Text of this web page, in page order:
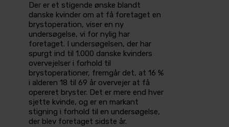
Der er et stigende ønske blandt
danske kvinder om at få foretaget en
brystoperation, viser en ny
undersøgelse, vi for nylig har
foretaget. I undersøgelsen, der har
spurgt ind til 1.000 danske kvinders
overvejelser i forhold til
brystoperationer, fremgår det, at 16 %
i alderen 18 til 69 år overvejer at få
opereret bryster. Det er mere end hver
sjette kvinde, og er en markant
stigning i forhold til en undersøgelse,
der blev foretaget sidste år.